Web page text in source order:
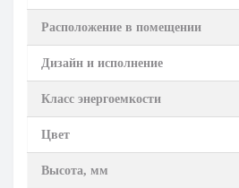
Расположение в помещении
Дизайн и исполнение
Класс энергоемкости
Цвет
Высота, мм